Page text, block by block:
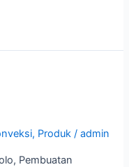
, Produk /admin
Pembuatan